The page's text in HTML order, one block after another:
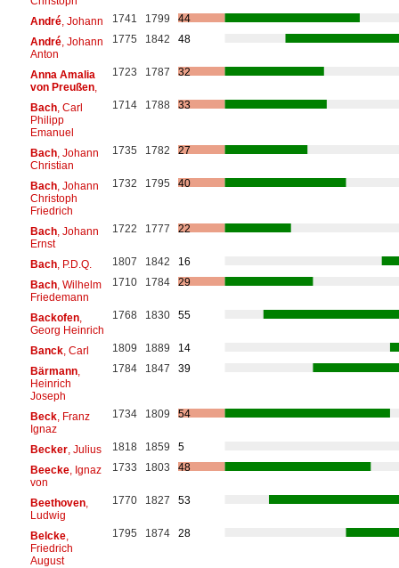
André, Johann 1741 1799
44
André, Johann
Anton
1775 1842 48
Anna Amalia
von Preußen,
1723 1787 32
Bach, Carl
Philipp
Emanuel
1714 1788 33
Bach, Johann
Christian
1735 1782 27
Bach, Johann
Christoph
Friedrich
1732 1795 40
Bach, Johann
Ernst
1722 1777 22
Bach, P.D.Q. 1807 1842
16
Bach, Wilhelm
Friedemann
1710 1784 29
Backofen,
Georg Heinrich
1768 1830 55
Banck, Carl 1809 1889
14
Bärmann,
Heinrich
Joseph
1784 1847 39
Beck, Franz
Ignaz
1734 1809 54
Becker, Julius 1818 1859
5
Beecke, Ignaz
von
1733 1803 48
Beethoven,
Ludwig
1770 1827 53
Belcke,
Friedrich
August
1795 1874 28